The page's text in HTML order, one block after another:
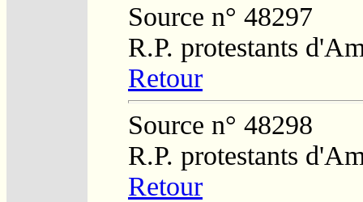
Source n° 48297
R.P. protestants
Retour
Source n° 48298
R.P. protestants
Retour